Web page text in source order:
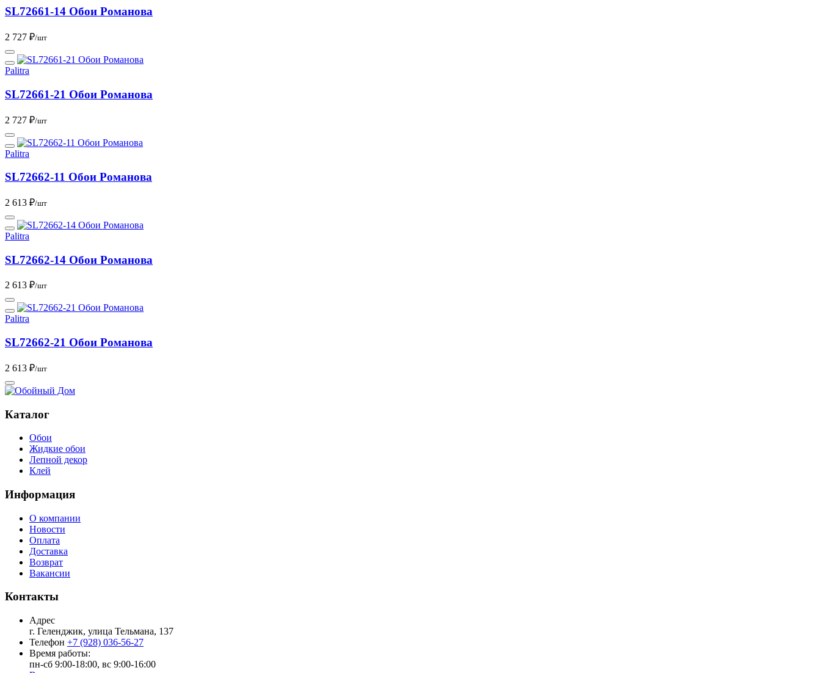
SL72661-14 Обои Романова
2 727 ₽/шт
Palitra
SL72661-21 Обои Романова
2 727 ₽/шт
Palitra
SL72662-11 Обои Романова
2 613 ₽/шт
Palitra
SL72662-14 Обои Романова
2 613 ₽/шт
Palitra
SL72662-21 Обои Романова
2 613 ₽/шт
Каталог
Обои
Жидкие обои
Лепной декор
Клей
Информация
О компании
Новости
Оплата
Доставка
Возврат
Вакансии
Контакты
Адрес
г. Геленджик, улица Тельмана, 137
Телефон +7 (928) 036-56-27
Время работы:
пн-сб 9:00-18:00, вс 9:00-16:00